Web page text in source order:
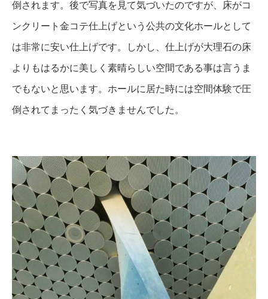
倒されます。後で写真を見て気づいたのですが、床がコ
ンクリート金コテ仕上げという公共の文化ホールとして
は非常に安い仕上げです。しかし、仕上げが大理石の床
よりもはるかに美しく素晴らしい空間である事は言うま
でもないと思います。ホールに居た時には空間体験で圧
倒されてまったく気づきませんでした。